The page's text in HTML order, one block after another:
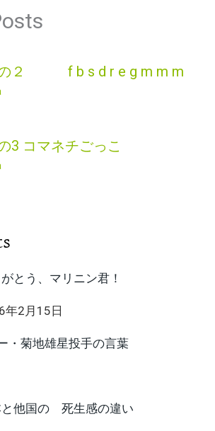
２ f b s d r e g m m m
コマネチごっこ
とう、マリニン君！
年2月15日
・菊地雄星投手の言葉
と他国の 死生感の違い